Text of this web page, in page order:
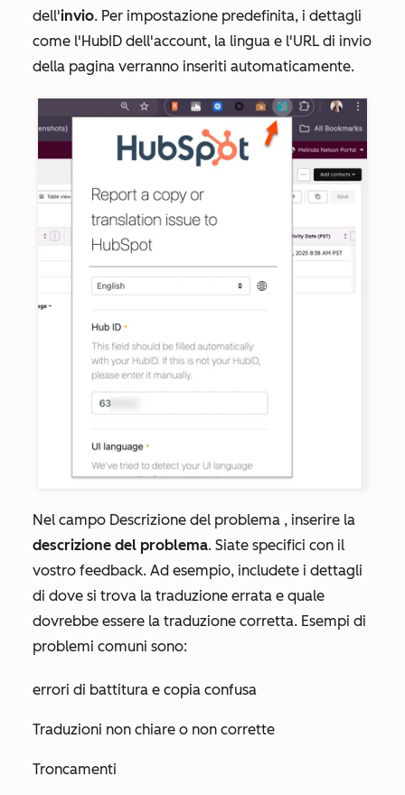
dell'invio. Per impostazione predefinita, i dettagli
come l'HubID dell'account, la lingua e l'URL di invio
della pagina verranno inseriti automaticamente.
Nel campo Descrizione del problema , inserire la
descrizione del problema. Siate specifici con il
vostro feedback. Ad esempio, includete i dettagli
di dove si trova la traduzione errata e quale
dovrebbe essere la traduzione corretta. Esempi di
problemi comuni sono:
errori di battitura e copia confusa
Traduzioni non chiare o non corrette
Troncamenti